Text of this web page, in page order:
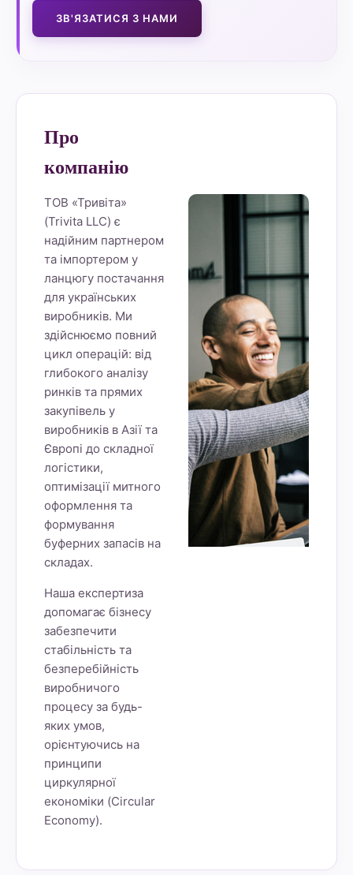
ЗВ'ЯЗАТИСЯ З НАМИ
Про
компанію
ТОВ «Тривіта»
(Trivita LLC) є
надійним партнером
та імпортером у
ланцюгу постачання
для українських
виробників. Ми
здійснюємо повний
цикл операцій: від
глибокого аналізу
ринків та прямих
закупівель у
виробників в Азії та
Європі до складної
логістики,
оптимізації митного
оформлення та
формування
буферних запасів на
складах.
Наша експертиза
допомагає бізнесу
забезпечити
стабільність та
безперебійність
виробничого
процесу за будь-
яких умов,
орієнтуючись на
принципи
циркулярної
економіки (Circular
Economy).